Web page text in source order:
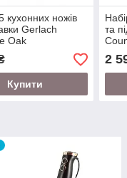
кухонних ножів
Gerlach
Oak
Купити
та
2